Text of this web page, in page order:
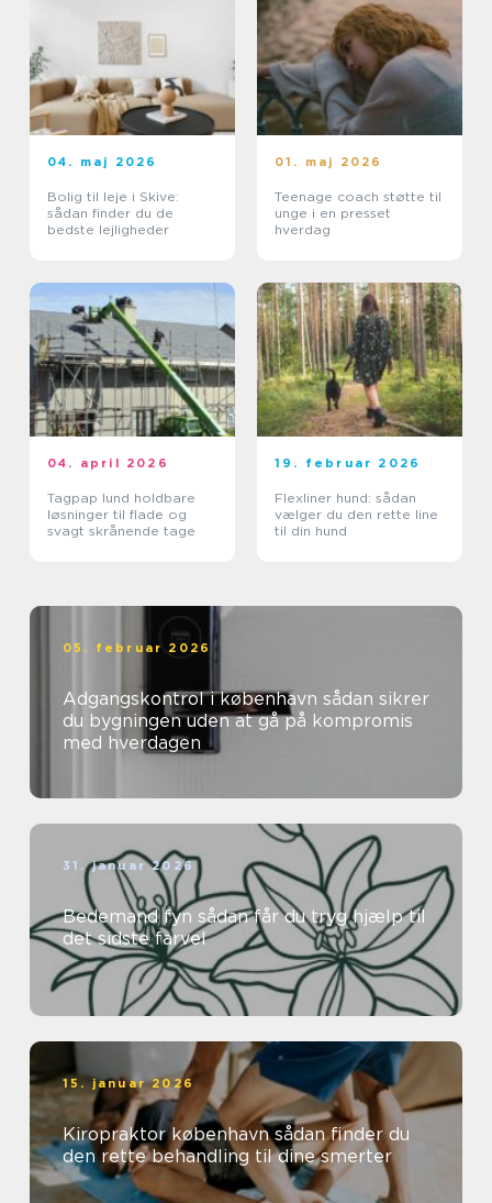
04. maj 2026
Bolig til leje i Skive:
sådan finder du de
bedste lejligheder
01. maj 2026
Teenage coach støtte til
unge i en presset
hverdag
04. april 2026
Tagpap lund holdbare
løsninger til flade og
svagt skrånende tage
19. februar 2026
Flexliner hund: sådan
vælger du den rette line
til din hund
05. februar 2026
Adgangskontrol i københavn sådan sikrer
du bygningen uden at gå på kompromis
med hverdagen
31. januar 2026
Bedemand fyn sådan får du tryg hjælp til
det sidste farvel
15. januar 2026
Kiropraktor københavn sådan finder du
den rette behandling til dine smerter